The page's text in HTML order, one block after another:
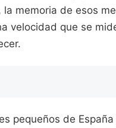
memoria de esos
velocidad que se
pequeños de